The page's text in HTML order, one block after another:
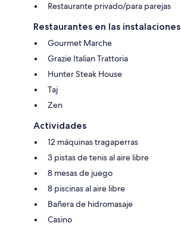
Restaurante privado/para parejas
Restaurantes en las instalaciones
Gourmet Marche
Grazie Italian Trattoria
Hunter Steak House
Taj
Zen
Actividades
12 máquinas tragaperras
3 pistas de tenis al aire libre
8 mesas de juego
8 piscinas al aire libre
Bañera de hidromasaje
Casino